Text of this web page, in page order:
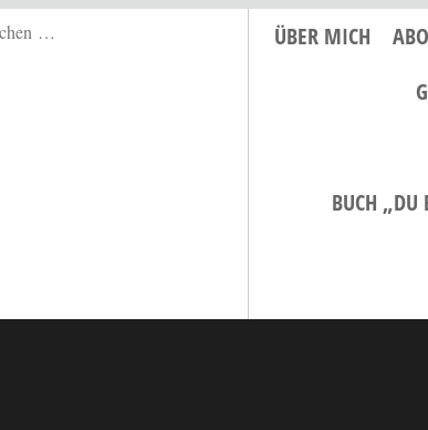
ÜBER MICH
BUCH „DU